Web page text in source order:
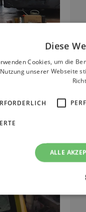
Diese
Cookies, um die
unserer Webseite
ALLE